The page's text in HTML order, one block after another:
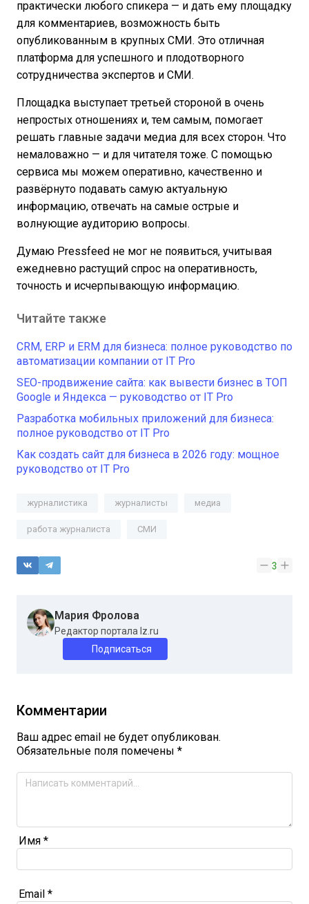
практически любого спикера — и дать ему площадку
для комментариев, возможность быть
опубликованным в крупных СМИ. Это отличная
платформа для успешного и плодотворного
сотрудничества экспертов и СМИ.
Площадка выступает третьей стороной в очень
непростых отношениях и, тем самым, помогает
решать главные задачи медиа для всех сторон. Что
немаловажно — и для читателя тоже. С помощью
сервиса мы можем оперативно, качественно и
развёрнуто подавать самую актуальную
информацию, отвечать на самые острые и
волнующие аудиторию вопросы.
Думаю Pressfeed не мог не появиться, учитывая
ежедневно растущий спрос на оперативность,
точность и исчерпывающую информацию.
Читайте также
CRM, ERP и ERM для бизнеса: полное руководство по
автоматизации компании от IT Pro
SEO-продвижение сайта: как вывести бизнес в ТОП
Google и Яндекса — руководство от IT Pro
Разработка мобильных приложений для бизнеса:
полное руководство от IT Pro
Как создать сайт для бизнеса в 2026 году: мощное
руководство от IT Pro
журналистика журналисты медиа
работа журналиста СМИ
3
Мария Фролова
Редактор портала Iz.ru
Подписаться
Комментарии
Ваш адрес email не будет опубликован.
Обязательные поля помечены *
Имя *
Email *